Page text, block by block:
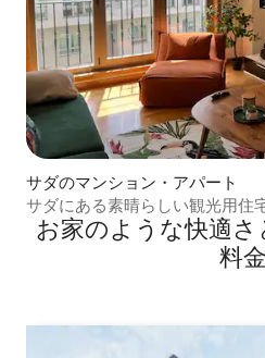
サダのマンション・アパート
サダにある素晴らしい観光用住
お家のような快⁠適⁠
料⁠金